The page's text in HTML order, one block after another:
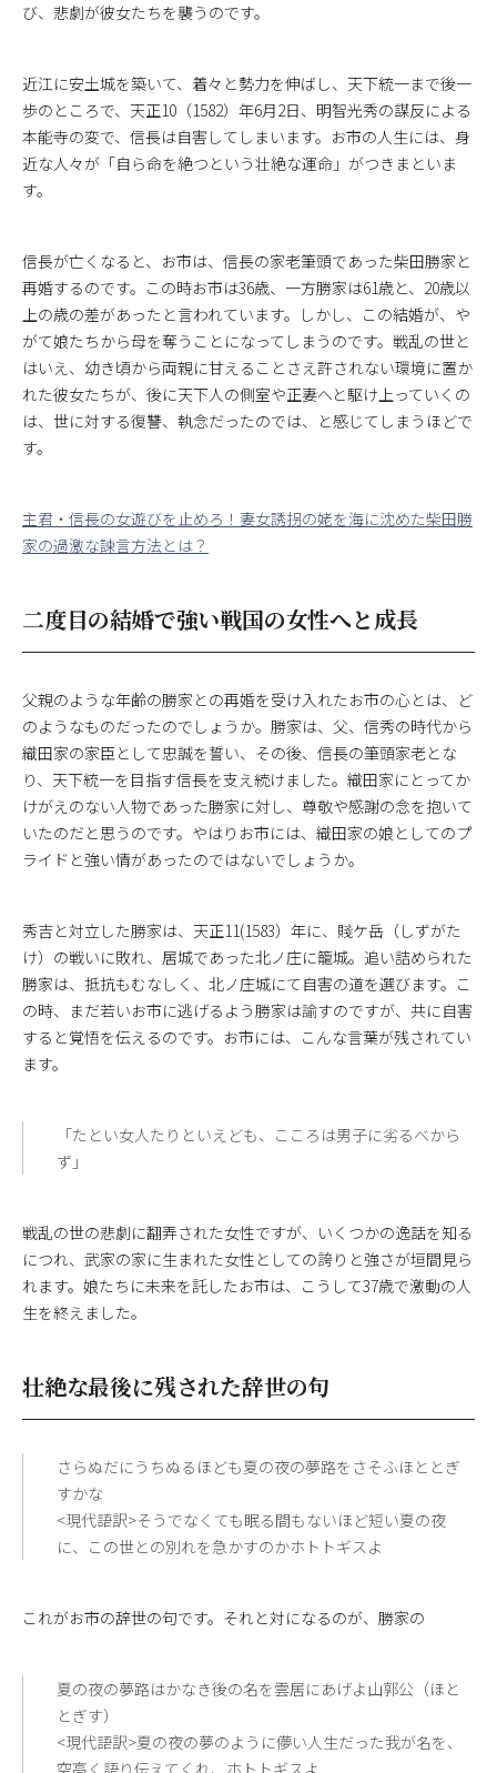
び、悲劇が彼女たちを襲うのです。
近江に安土城を築いて、着々と勢力を伸ばし、天下統一まで後一
歩のところで、天正10（1582）年6月2日、明智光秀の謀反による
本能寺の変で、信長は自害してしまいます。お市の人生には、身
近な人々が「自ら命を絶つという壮絶な運命」がつきまといま
す。
信長が亡くなると、お市は、信長の家老筆頭であった柴田勝家と
再婚するのです。この時お市は36歳、一方勝家は61歳と、20歳以
上の歳の差があったと言われています。しかし、この結婚が、や
がて娘たちから母を奪うことになってしまうのです。戦乱の世と
はいえ、幼き頃から両親に甘えることさえ許されない環境に置か
れた彼女たちが、後に天下人の側室や正妻へと駆け上っていくの
は、世に対する復讐、執念だったのでは、と感じてしまうほどで
す。
主君・信長の女遊びを止めろ！妻女誘拐の姥を海に沈めた柴田勝
家の過激な諫言方法とは？
二度目の結婚で強い戦国の女性へと成長
父親のような年齢の勝家との再婚を受け入れたお市の心とは、ど
のようなものだったのでしょうか。勝家は、父、信秀の時代から
織田家の家臣として忠誠を誓い、その後、信長の筆頭家老とな
り、天下統一を目指す信長を支え続けました。織田家にとってか
けがえのない人物であった勝家に対し、尊敬や感謝の念を抱いて
いたのだと思うのです。やはりお市には、織田家の娘としてのプ
ライドと強い情があったのではないでしょうか。
秀吉と対立した勝家は、天正11(1583）年に、賤ケ岳（しずがた
け）の戦いに敗れ、居城であった北ノ庄に籠城。追い詰められた
勝家は、抵抗もむなしく、北ノ庄城にて自害の道を選びます。こ
の時、まだ若いお市に逃げるよう勝家は諭すのですが、共に自害
すると覚悟を伝えるのです。お市には、こんな言葉が残されてい
ます。
「たとい女人たりといえども、こころは男子に劣るべから
ず」
戦乱の世の悲劇に翻弄された女性ですが、いくつかの逸話を知る
につれ、武家の家に生まれた女性としての誇りと強さが垣間見ら
れます。娘たちに未来を託したお市は、こうして37歳で激動の人
生を終えました。
壮絶な最後に残された辞世の句
さらぬだにうちぬるほども夏の夜の夢路をさそふほととぎ
すかな
<現代語訳>そうでなくても眠る間もないほど短い夏の夜
に、この世との別れを急かすのかホトトギスよ
これがお市の辞世の句です。それと対になるのが、勝家の
夏の夜の夢路はかなき後の名を雲居にあげよ山郭公（ほと
とぎす）
<現代語訳>夏の夜の夢のように儚い人生だった我が名を、